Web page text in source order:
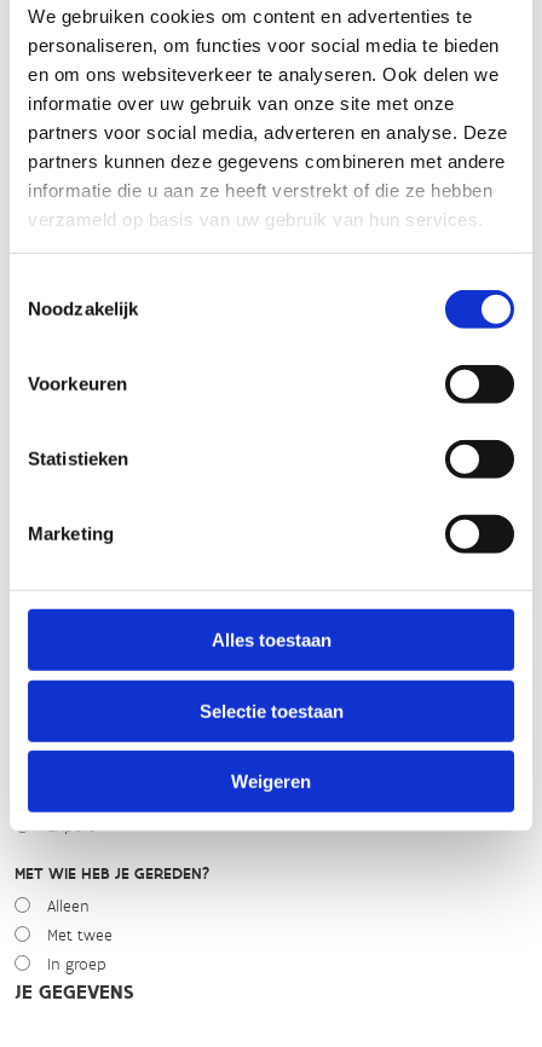
We gebruiken cookies om content en advertenties te
personaliseren, om functies voor social media te bieden
en om ons websiteverkeer te analyseren. Ook delen we
informatie over uw gebruik van onze site met onze
partners voor social media, adverteren en analyse. Deze
partners kunnen deze gegevens combineren met andere
informatie die u aan ze heeft verstrekt of die ze hebben
verzameld op basis van uw gebruik van hun services.
Noodzakelijk
Voorkeuren
Statistieken
Marketing
Alles toestaan
Selectie toestaan
Weigeren
TECHNISCHE MOEILIJKHEIDSGRAAD
BEWEGWIJZERING
slecht
ontbrekende signalisatie kan je melden via het
Routemeldpunt
STAAT VAN PARCOURS(ONDERGROND, BEGROEIING, ONDERHOUD)
slecht
WEER
NIVEAU
Expert
MET WIE HEB JE GEREDEN?
Alleen
Met twee
In groep
JE GEGEVENS